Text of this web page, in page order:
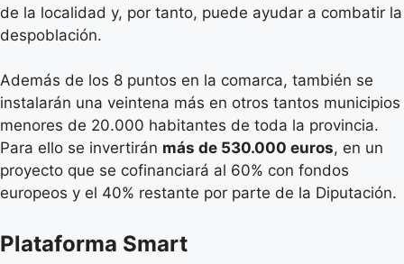
de la localidad y, por tanto, puede ayudar a combatir la
despoblación.
Además de los 8 puntos en la comarca, también se
instalarán una veintena más en otros tantos municipios
menores de 20.000 habitantes de toda la provincia.
Para ello se invertirán más de 530.000 euros, en un
proyecto que se cofinanciará al 60% con fondos
europeos y el 40% restante por parte de la Diputación.
Plataforma Smart